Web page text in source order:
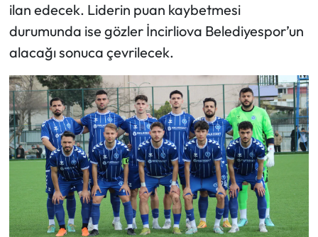
ilan edecek. Liderin puan kaybetmesi
durumunda ise gözler İncirliova Belediyespor’un
alacağı sonuca çevrilecek.